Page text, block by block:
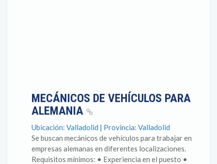
MECÁNICOS DE VEHÍCULOS PARA
ALEMANIA
Ubicación: Valladolid | Provincia: Valladolid
Se buscan mecánicos de vehículos para trabajar en
empresas alemanas en diferentes localizaciones.
Requisitos mínimos: • Experiencia en el puesto •